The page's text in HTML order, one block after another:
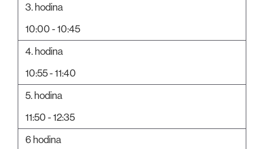
3. hodina
10:00 - 10:45
4. hodina
10:55 - 11:40
5. hodina
11:50 - 12:35
6 hodina